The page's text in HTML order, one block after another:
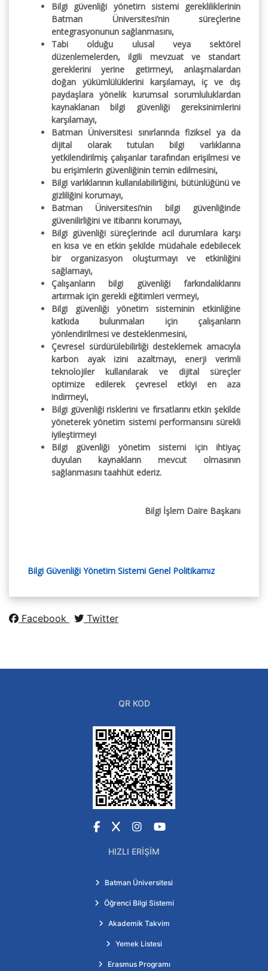
Bilgi güvenliği yönetim sistemi gerekliliklerinin
Batman Üniversitesi’nin süreçlerine
entegrasyonunun sağlanmasını,
Tabi olduğu ulusal veya sektörel
düzenlemelerden, ilgili mevzuat ve standart
gereklerini yerine getirmeyi, anlaşmalardan
doğan yükümlülüklerini karşılamayı, iç ve dış
paydaşlara yönelik kurumsal sorumluluklardan
kaynaklanan bilgi güvenliği gereksinimlerini
karşılamayı,
Batman Üniversitesi sınırlarında fiziksel ya da
dijital olarak tutulan bilgi varlıklarına
yetkilendirilmiş çalışanlar tarafından erişilmesi ve
bu erişimlerin güvenliğinin temin edilmesini,
Bilgi varlıklarının kullanılabilirliğini, bütünlüğünü ve
gizliliğini korumayı,
Batman Üniversitesi’nin bilgi güvenliğinde
güvenilirliğini ve itibarını korumayı,
Bilgi güvenliği süreçlerinde acil durumlara karşı
en kısa ve en etkin şekilde müdahale edebilecek
bir organizasyon oluşturmayı ve etkinliğini
sağlamayı,
Çalışanların bilgi güvenliği farkındalıklarını
artırmak için gerekli eğitimleri vermeyi,
Bilgi güvenliği yönetim sisteminin etkinliğine
katkıda bulunmaları için çalışanların
yönlendirilmesi ve desteklenmesini,
Çevresel sürdürülebilirliği desteklemek amacıyla
karbon ayak izini azaltmayı, enerji verimli
teknolojiler kullanılarak ve dijital süreçler
optimize edilerek çevresel etkiyi en aza
indirmeyi,
Bilgi güvenliği risklerini ve fırsatlarını etkin şekilde
yöneterek yönetim sistemi performansını sürekli
iyileştirmeyi
Bilgi güvenliği yönetim sistemi için ihtiyaç
duyulan kaynakların mevcut olmasının
sağlanmasınıtaahhüt ederiz.
Bilgi İşlem Daire Başkanı
Bilgi Güvenliği Yönetim Sistemi Genel Politikamız
Facebook Twitter
QR KOD
Facebook
X Instagram
YouTube
HIZLI ERIŞIM
Batman Üniversitesi
Öğrenci Bilgi Sistemi
Akademik Takvim
Yemek Listesi
Erasmus Programı